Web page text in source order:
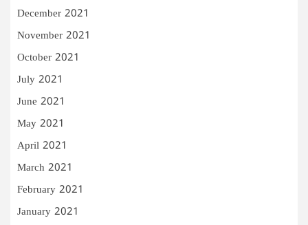
December 2021
November 2021
October 2021
July 2021
June 2021
May 2021
April 2021
March 2021
February 2021
January 2021